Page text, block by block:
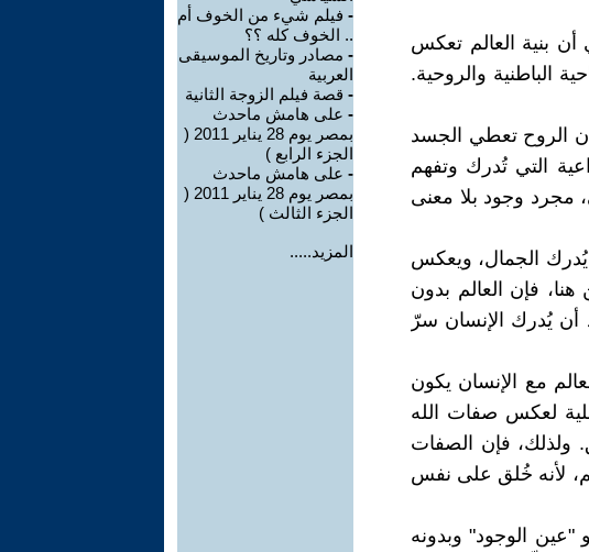
بنية العالم تعكس
الباطنية والروحية.
الروح تعطي الجسد
التي تُدرك وتفهم
مجرد وجود بلا معنى
يُدرك الجمال، ويعكس
فإن العالم بدون
أن يُدرك الإنسان سرّ
مع الإنسان يكون
لعكس صفات الله
ولذلك، فإن الصفات
لأنه خُلق على نفس
"عين الوجود" وبدونه
- فيلم شيء من الخوف أم
.. الخوف كله ؟؟
- مصادر وتاريخ الموسيقى
العربية
- قصة فيلم الزوجة الثانية
- على هامش ماحدث
بمصر يوم 28 يناير 2011 (
الجزء الرابع )
- على هامش ماحدث
بمصر يوم 28 يناير 2011 (
الجزء الثالث )
المزيد.....